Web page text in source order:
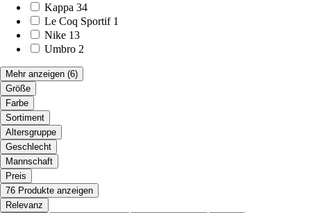
Kappa 34
Le Coq Sportif 1
Nike 13
Umbro 2
Mehr anzeigen (6)
Größe
Farbe
Sortiment
Altersgruppe
Geschlecht
Mannschaft
Preis
76 Produkte anzeigen
Relevanz